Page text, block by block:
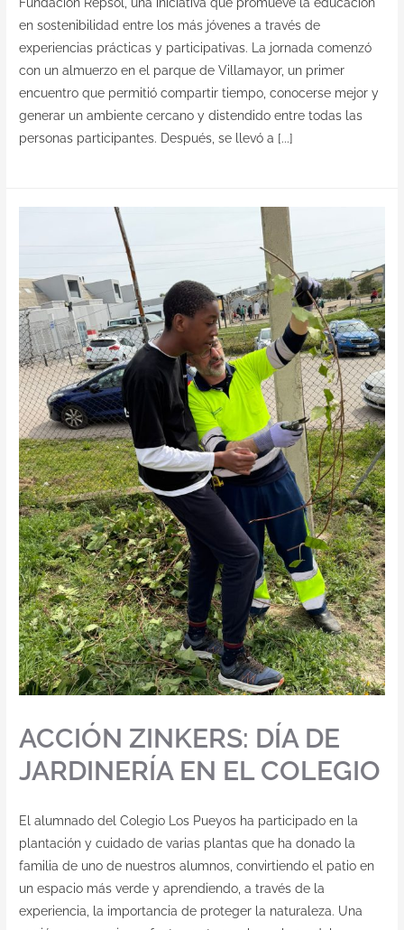
en sostenibilidad entre los más jóvenes a través de
experiencias prácticas y participativas. La jornada comenzó
con un almuerzo en el parque de Villamayor, un primer
encuentro que permitió compartir tiempo, conocerse mejor y
generar un ambiente cercano y distendido entre todas las
personas participantes. Después, se llevó a [...]
ACCIÓN ZINKERS: DÍA DE
JARDINERÍA EN EL COLEGIO
El alumnado del Colegio Los Pueyos ha participado en la
plantación y cuidado de varias plantas que ha donado la
familia de uno de nuestros alumnos, convirtiendo el patio en
un espacio más verde y aprendiendo, a través de la
experiencia, la importancia de proteger la naturaleza. Una